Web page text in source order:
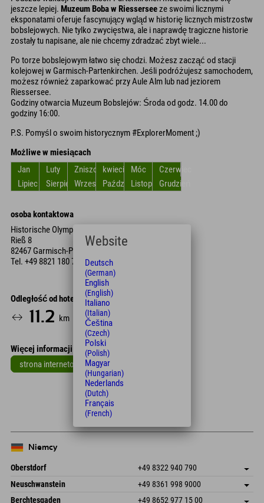
jeszcze lepiej. Muzeum Boba w Riesserseeze swoimi licznymi
eksponatami oferuje fascynujący wgląd w historię licznych mistrzostw
bobslejowych. Nie tylko zwycięstwa, ale i naprawdę tragiczne historie
zostały tu napisane, ale nie chcemy zdradzać zbyt wiele...
Po torze bobslejowym łatwo się chodzi. Możesz zacząć od stacji
kolejowej w Garmisch-Partenkirchen. Jeśli podróżujesz samochodem,
możesz również zaparkować przy Aule Alm lub nad jeziorem
Riessersee.
Godziny otwarcia Muzeum Bobslejów: Środa od godz. 14.00 do
godziny 16:00.
P.S. Pomyśl o swoim historycznym #ExplorerMoment ;)
Możliwe w miesiącach
Jan
Luty ZniszczyćkwiecieńMóc
Czerwiec
Lipiec
Sierpień WrzesieńPaździernikListopadGrudzień
osoba kontaktowa
Historische Olympia Bobbahn
Rieß 8
82467 Garmisch-Partenkirchen
Tel. +49 8821 180 700
Odległość od hotelu
11.2 km 24
Więcej informacji
strona internetowa
Leaflet
Niemcy
Oberstdorf +49 8322 940 790
An der Breitach 3
87538 Fischen I. Allgäu
Niemcy
Zapisz adres
Informacje o przyjeździe
Książka
Neuschwanstein +49 8361 998 9000
An der Riese 45
Zapisz adres
Berchtesgaden +49 8652 977 15 00
Website
Deutsch
(German)
English
(English)
Italiano
(Italian)
Čeština
(Czech)
Polski
(Polish)
Magyar
(Hungarian)
Nederlands
(Dutch)
Français
(French)